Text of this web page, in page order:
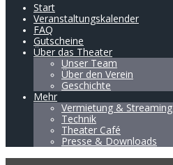
Start
Veranstaltungskalender
FAQ
Gutscheine
Über das Theater
Unser Team
Über den Verein
Geschichte
Mehr
Vermietung & Streaming
Technik
Theater Café
Presse & Downloads